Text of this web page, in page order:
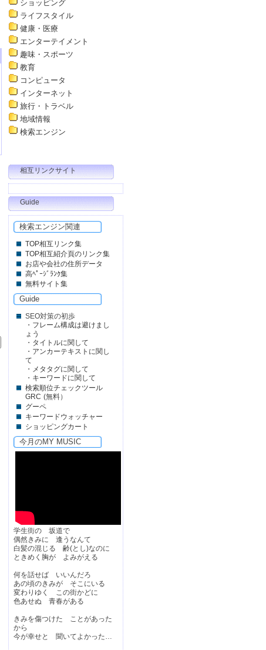
ショッピング
ライフスタイル
健康・医療
エンターテイメント
趣味・スポーツ
教育
コンピュータ
インターネット
旅行・トラベル
地域情報
検索エンジン
相互リンクサイト
Guide
検索エンジン関連
TOP相互リンク集
TOP相互紹介頁のリンク集
お店や会社の住所データ
高ﾍﾟｰｼﾞﾗﾝｸ集
無料サイト集
Guide
SEO対策の初歩
・ フレーム構成は避けまし
ょう
・ タイトルに関して
・ アンカーテキストに関し
て
・ メタタグに関して
・ キーワードに関して
検索順位チェックツール
GRC (無料）
グーペ
キーワードウォッチャー
ショッピングカート
今月のMY MUSIC
学生街の 坂道で
偶然きみに 逢うなんて
白髪の混じる 齢(とし)なのに
ときめく胸が よみがえる
何を話せば いいんだろ
あの頃のきみが そこにいる
変わりゆく この街かどに
色あせぬ 青春がある
きみを傷つけた ことがあった
から
今が幸せと 聞いてよかった…